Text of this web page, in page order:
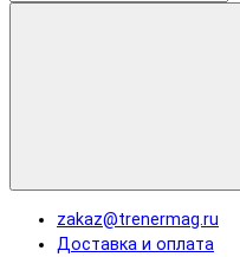
zakaz@trenermag.ru
Доставка и оплата